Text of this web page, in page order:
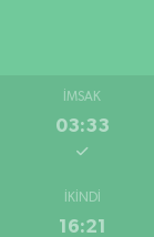
İMSAK
03:33
İKINDI
16:21